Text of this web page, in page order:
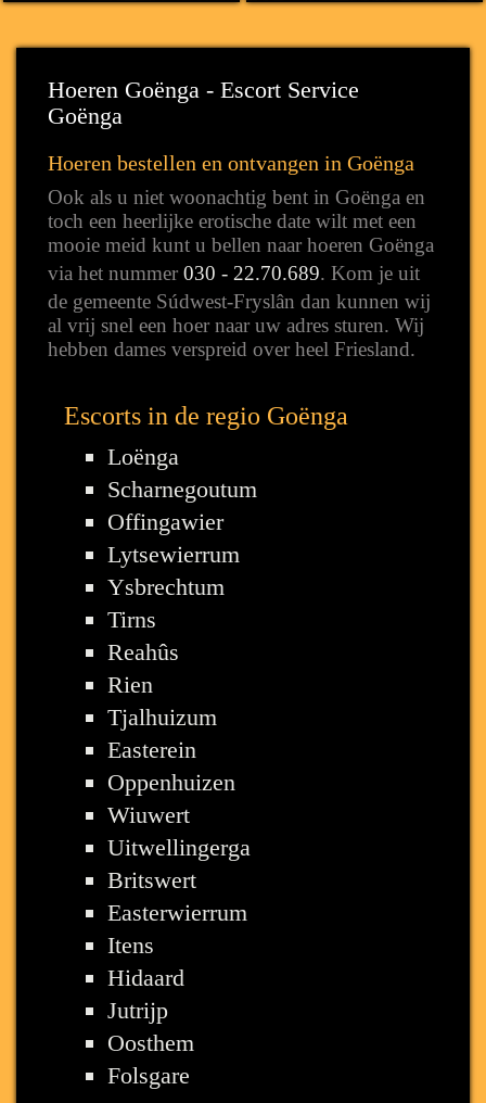
Hoeren Goënga - Escort Service
Goënga
Hoeren bestellen en ontvangen in Goënga
Ook als u niet woonachtig bent in Goënga en
toch een heerlijke erotische date wilt met een
mooie meid kunt u bellen naar hoeren Goënga
via het nummer 030 - 22.70.689. Kom je uit
de gemeente Súdwest-Fryslân dan kunnen wij
al vrij snel een hoer naar uw adres sturen. Wij
hebben dames verspreid over heel Friesland.
Escorts in de regio Goënga
Loënga
Scharnegoutum
Offingawier
Lytsewierrum
Ysbrechtum
Tirns
Reahûs
Rien
Tjalhuizum
Easterein
Oppenhuizen
Wiuwert
Uitwellingerga
Britswert
Easterwierrum
Itens
Hidaard
Jutrijp
Oosthem
Folsgare